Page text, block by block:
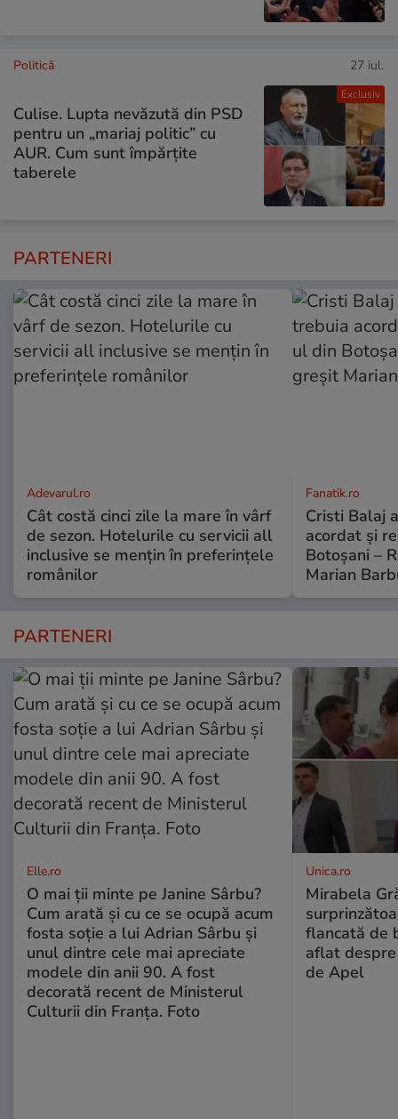
Exclusiv
Politică 27 iul.
Culise. Lupta nevăzută din PSD
pentru un „mariaj politic” cu
AUR. Cum sunt împărțite
taberele
PARTENERI
Adevarul.ro
Cât costă cinci zile la mare în vârf
de sezon. Hotelurile cu servicii all
inclusive se mențin în preferințele
românilor
Fanatik.ro
Cristi Balaj
acordat și
Botoșani –
Marian
PARTENERI
Elle.ro
O mai ții minte pe Janine Sârbu?
Cum arată și cu ce se ocupă acum
fosta soție a lui Adrian Sârbu și
unul dintre cele mai apreciate
modele din anii 90. A fost
decorată recent de Ministerul
Culturii din Franța. Foto
Unica.ro
Mirabela
flancată de
aflat
de Apel